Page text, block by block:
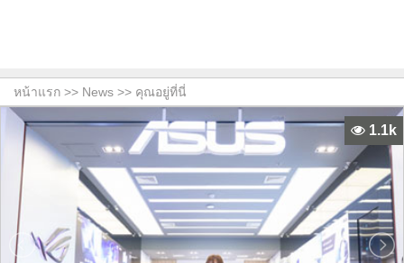
หน้าแรก >> News >> คุณอยู่ที่นี่
1.1k